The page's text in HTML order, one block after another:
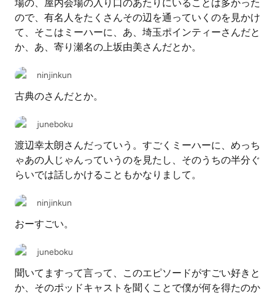
場の、屋内会場の入り口のあたりにいることは多かった
ので、有名人をたくさんその辺を通っていくのを見かけ
て、そこはミーハーに、あ、埼玉ポインティーさんだと
か、あ、寄り瀬名の上坂由美さんだとか。
ninjinkun
古典のさんだとか。
juneboku
渡辺幸太朗さんだっていう。すごくミーハーに、めっち
ゃあの人じゃんっていうのを見たし、そのうちの半分ぐ
らいでは話しかけることもかなりまして。
ninjinkun
おーすごい。
juneboku
聞いてますって言って、このエピソードがすごい好きと
か、そのポッドキャストを聞くことで僕が何を得たのか